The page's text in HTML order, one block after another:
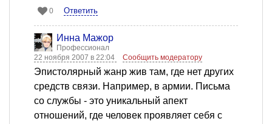
0 Ответить
Инна Мажор
Профессионал
22 ноября 2007 в 22:04
Сообщить модератору
Эпистолярный жанр жив там, где нет других
средств связи. Например, в армии. Письма
со службы - это уникальный апект
отношений, где человек проявляет себя с